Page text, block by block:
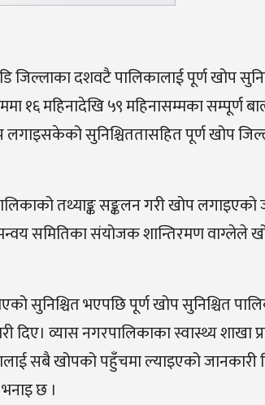
जिल्लाका दशवटै पालिकालाई पूर्ण खोप
१६ महिनादेखि ५९ महिनासम्मका सम्पूर्ण
लगाइसकेको सुनिश्चिततासहित पूर्ण खोप
तथ्याङ्क सङ्कलन गरी खोप लगाइएको
समितिका संयोजक शान्तिरमण वाग्लेले
सुनिश्चित भएपछि पूर्ण खोप सुनिश्चित
व्यास नगरपालिकाका स्वास्थ्य शाखा
सबै खोपको पहुँचमा ल्याइएको जानकारी
छ ।